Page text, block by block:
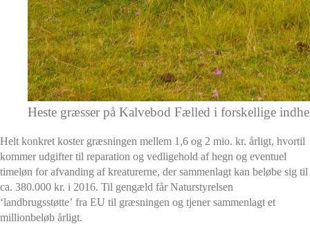
Heste græsser på Kalvebod Fælled i forskellige
Helt konkret koster græsningen mellem 1,6 og 2 mio. kr. årligt, hvortil
kommer udgifter til reparation og vedligehold af hegn og eventuel
timeløn for afvanding af kreaturerne, der sammenlagt kan beløbe sig til
ca. 380.000 kr. i 2016. Til gengæld får Naturstyrelsen
‘landbrugsstøtte’ fra EU til græsningen og tjener sammenlagt et
millionbeløb årligt.